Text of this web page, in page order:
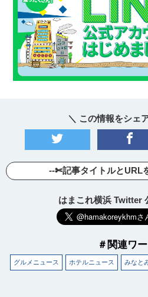
＼ この情報をシェ
--✄記事タイトルと
はまこれ横浜 Twitter
＃関連ワ
グルメニュース ホテルニュース みなと